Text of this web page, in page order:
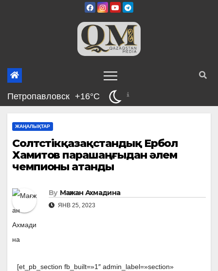
Петропавловск +16°C
ЖАҢАЛЫҚТАР
Солтүстікқазақстандық Ербол
Хамитов парашаңғыдан әлем
чемпионы атанды
By Мағжан Ахмадина
ЯНВ 25, 2023
[et_pb_section fb_built=»1″ admin_label=»section»